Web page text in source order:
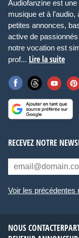
Audiofanzine est
musique et à
petites annonces,
active de
notre vocation est
prof... Lire la suite
RECEVEZ NOTRE
Voir les précédentes
NOUS CONTACTER